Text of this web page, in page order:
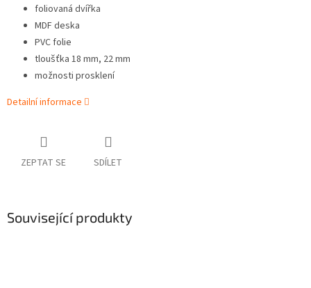
foliovaná dvířka
MDF deska
PVC folie
tloušťka 18 mm, 22 mm
možnosti prosklení
Detailní informace
ZEPTAT SE SDÍLET
Související produkty